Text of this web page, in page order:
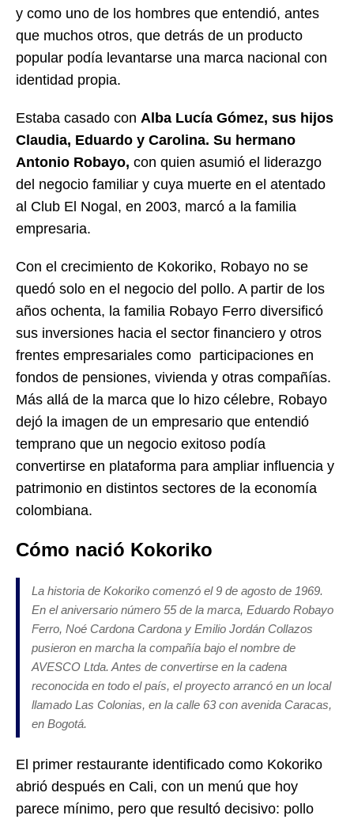
y como uno de los hombres que entendió, antes
que muchos otros, que detrás de un producto
popular podía levantarse una marca nacional con
identidad propia.
Estaba casado con Alba Lucía Gómez, sus hijos
Claudia, Eduardo y Carolina. Su hermano
Antonio Robayo, con quien asumió el liderazgo
del negocio familiar y cuya muerte en el atentado
al Club El Nogal, en 2003, marcó a la familia
empresaria.
Con el crecimiento de Kokoriko, Robayo no se
quedó solo en el negocio del pollo. A partir de los
años ochenta, la familia Robayo Ferro diversificó
sus inversiones hacia el sector financiero y otros
frentes empresariales como participaciones en
fondos de pensiones, vivienda y otras compañías.
Más allá de la marca que lo hizo célebre, Robayo
dejó la imagen de un empresario que entendió
temprano que un negocio exitoso podía
convertirse en plataforma para ampliar influencia y
patrimonio en distintos sectores de la economía
colombiana.
Cómo nació Kokoriko
La historia de Kokoriko comenzó el 9 de agosto de 1969.
En el aniversario número 55 de la marca, Eduardo Robayo
Ferro, Noé Cardona Cardona y Emilio Jordán Collazos
pusieron en marcha la compañía bajo el nombre de
AVESCO Ltda. Antes de convertirse en la cadena
reconocida en todo el país, el proyecto arrancó en un local
llamado Las Colonias, en la calle 63 con avenida Caracas,
en Bogotá.
El primer restaurante identificado como Kokoriko
abrió después en Cali, con un menú que hoy
parece mínimo, pero que resultó decisivo: pollo